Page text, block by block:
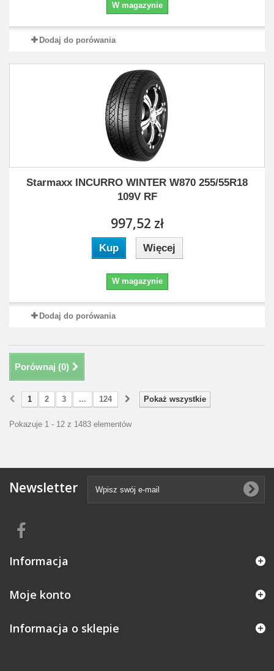
W magazynie
Dodaj do porówania
Starmaxx INCURRO WINTER W870 255/55R18
109V RF
997,52 zł
Kup Więcej
W magazynie
Dodaj do porówania
Porównaj (0)
Pokaż wszystkie
1 2 3 ... 124
Pokazuje 1 - 12 z 1483 elementów
Newsletter
Informacja
Moje konto
Informacja o sklepie